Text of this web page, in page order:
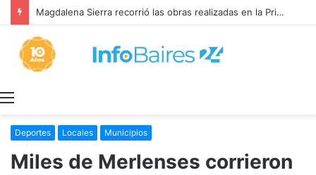
Magdalena Sierra recorrió las obras realizadas en la Primaria 36
Deportes Locales Municipios
Miles de Merlenses corrieron